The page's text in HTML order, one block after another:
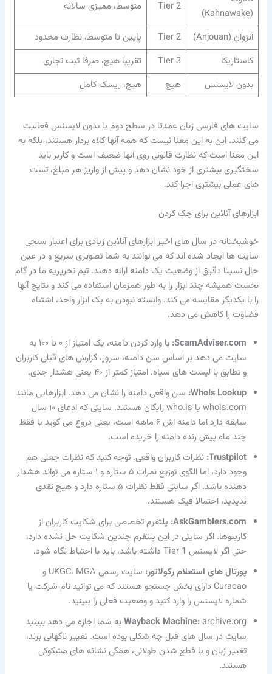
(Kahnawake)
Tier 2 متوسط، ممیزی سالانه
آنژوآن (Anjouan) Tier 2
پایین تا متوسط، نظارت محدود
کاستاریکا
Tier 3
تقریبا هیچ، صرفا ثبت تجاری
بدون لایسنس
هیچ هیچ، ریسک کامل
سایت های فارسی زبان عمدتا در سطح دوم یا بدون لایسنس فعالیت
می کنند. این به این معنا نیست که همه آنها کلاه بردار هستند، بلکه به
این معنا است که نظارت قانونی روی آنها ضعیف است و کاربر باید
سختگیری بیشتری از خود نشان دهد و پیش از واریز هر مبلغ، تست
های عملی بیشتری اجرا کند.
ابزارهای آنلاین برای چک کردن
خوشبختانه در سال های اخیر ابزارهای آنلاین زیادی برای اعتبار سنجی
سایت ها ایجاد شده اند که می توانند به شما تصویری سریع و در عین
حال نسبتا دقیق از وضعیت یک دامنه ارائه دهند. تیم تحریریه ما در گام
نخست همیشه چند ابزار را به طور همزمان استفاده می کند و نتایج آنها
را با یکدیگر مقایسه می کند. وابسته نبودن به یک ابزار واحد، اشتباه
قضاوت را کاهش می دهد.
ScamAdviser.com:
با وارد کردن دامنه، یک امتیاز از ۰ تا ۱۰۰ به
سایت می دهد بر اساس سن دامنه، سرور، گزارش های قبلی کاربران
و تطابق با لیست های سیاه. امتیاز کمتر از ۴۰ یعنی هشدار جدی.
WhoIs Lookup: سن واقعی دامنه را نشان می دهد. ابزارهایی مانند
whois.com یا who.is رایگان هستند. سایتی که ادعای ۱۰ سال
سابقه دارد اما دامنه اش ۶ ماهه است، یعنی دروغ می گوید یا فقط
چند ماه پیش رنده دامنه را خریده است.
Trustpilot: نظرات کاربران واقعی. توجه کنید که نظرات جعلی هم
وجود دارد، اما الگوی توزیع نمرات ۵ ستاره و ۱ ستاره می تواند هشدار
دهنده باشد. اگر سایتی فقط نظرات ۵ ستاره دارد و هیچ نقدی
ندیدید، احتمالا فیک هستند.
AskGamblers.com: پلتفرم تخصصی برای شکایت کاربران از
کازینوها. اگر سایتی در این پلتفرم چندین شکایت حل نشده دارد،
حتی اگر لایسنس Tier 1 داشته باشد، باید با احتیاط نگاه شود.
پورتال های استعلام رگولاتور:
سایت رسمی UKGC، MGA و
Curacao دارای بخش جستجو هستند که می توانید نام شرکت یا
شماره لایسنس را وارد کنید و وضعیت فعلی را ببینید.
Wayback Machine:archive.org به شما اجازه می دهد ببینید
سایت در سال های قبل چه شکلی بوده است. تغییر ناگهانی برند،
تغییر زبان و یا قطع شدن طولانی، همگی نشانه های مشکوکی
هستند.